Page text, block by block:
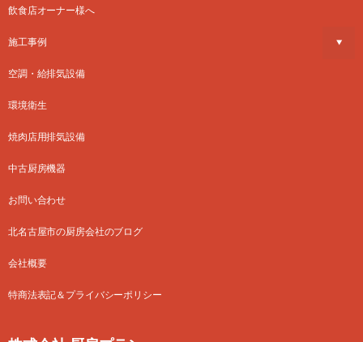
飲食店オーナー様へ
施工事例
空調・給排気設備
環境衛生
焼肉店用排気設備
中古厨房機器
お問い合わせ
北名古屋市の厨房会社のブログ
会社概要
特商法表記＆プライバシーポリシー